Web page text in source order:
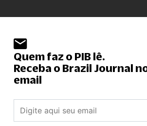
Quem faz o PIB lê.
Receba o Brazil Journal
email